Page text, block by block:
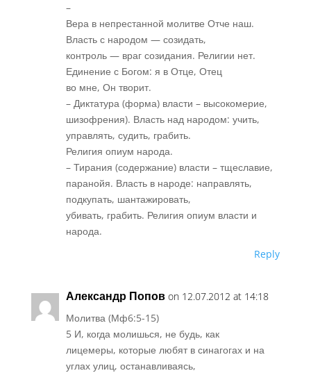
–
Вера в непрестанной молитве Отче наш.
Власть с народом — созидать,
контроль — враг созидания. Религии нет.
Единение с Богом: я в Отце, Отец
во мне, Он творит.
– Диктатура (форма) власти – высокомерие,
шизофрения). Власть над народом: учить,
управлять, судить, грабить.
Религия опиум народа.
– Тирания (содержание) власти – тщеславие,
паранойя. Власть в народе: направлять,
подкупать, шантажировать,
убивать, грабить. Религия опиум власти и
народа.
Reply
Александр Попов on 12.07.2012 at 14:18
Молитва (Мф6:5-15)
5 И, когда молишься, не будь, как
лицемеры, которые любят в синагогах и на
углах улиц, останавливаясь,